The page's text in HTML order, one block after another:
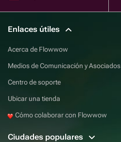
Enlaces útiles
Acerca de Flowwow
Medios de Comunicación y Asociados
Centro de soporte
Ubicar una tienda
Cómo colaborar con Flowwow
Ciudades populares